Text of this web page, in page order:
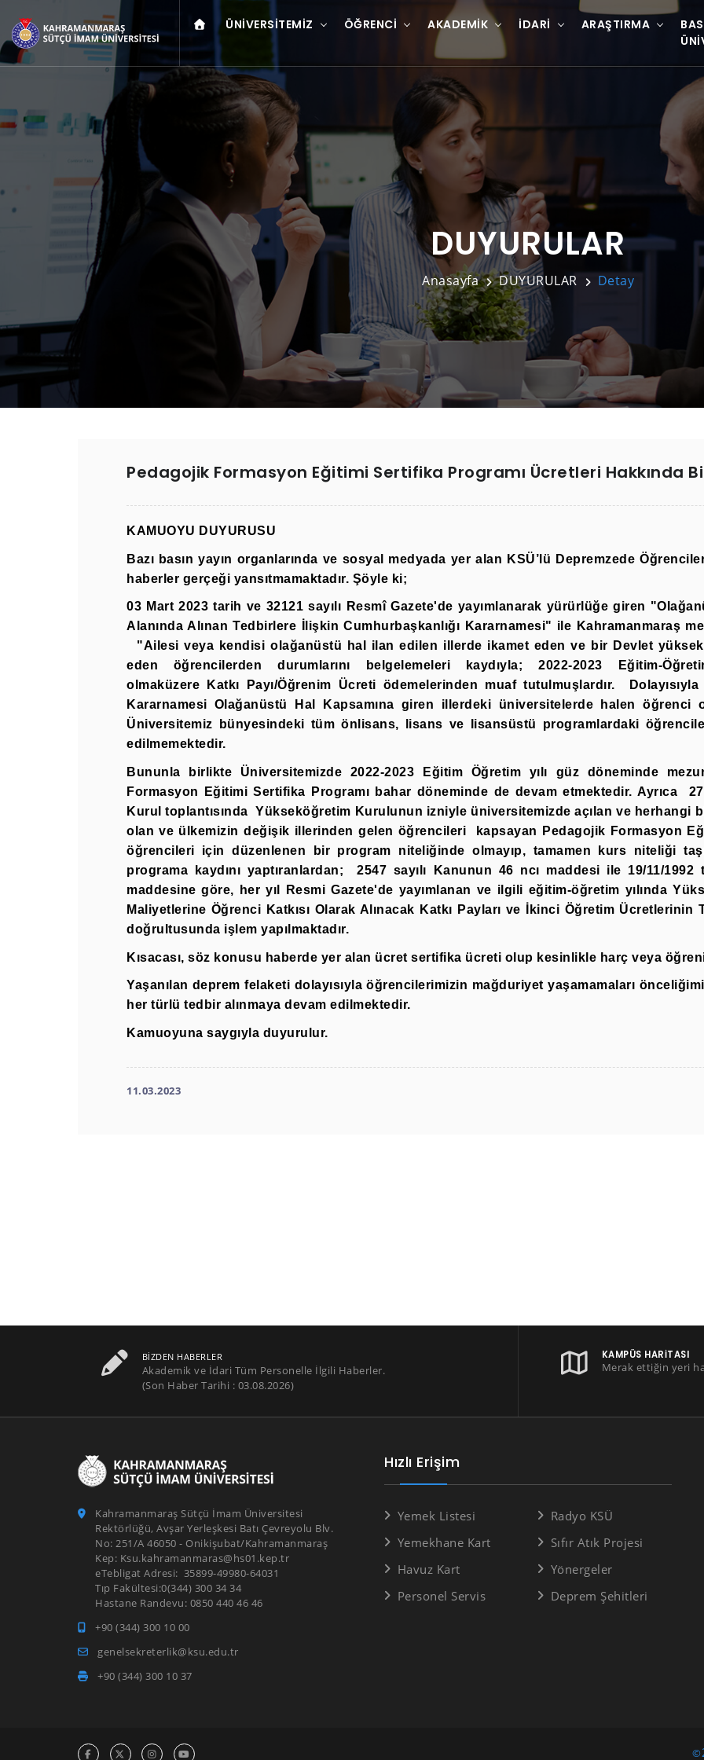
ÜNIVERSITEMIZ ÖĞRENCI AKADEMIK İDARI ARAŞTIRMA
DUYURULAR
Anasayfa DUYURULAR Detay
Pedagojik Formasyon Eğitimi Sertifika Programı Ücretleri Hakkında
KAMUOYU DUYURUSU
Bazı basın yayın organlarında ve sosyal medyada yer alan KSÜ’lü Depremzede
haberler gerçeği yansıtmamaktadır. Şöyle ki;
03 Mart 2023 tarih ve 32121 sayılı Resmî Gazete'de yayımlanarak yürürlüğe giren
Alanında Alınan Tedbirlere İlişkin Cumhurbaşkanlığı Kararnamesi" ile Kahramanmaraş
"Ailesi veya kendisi olağanüstü hal ilan edilen illerde ikamet eden ve bir Devlet
eden öğrencilerden durumlarını belgelemeleri kaydıyla; 2022-2023 Eğitim-
olmaküzere Katkı Payı/Öğrenim Ücreti ödemelerinden muaf tutulmuşlardır. Dolayısıyla
Kararnamesi Olağanüstü Hal Kapsamına giren illerdeki üniversitelerde halen
Üniversitemiz bünyesindeki tüm önlisans, lisans ve lisansüstü programlardaki
edilmemektedir.
Bununla birlikte Üniversitemizde 2022-2023 Eğitim Öğretim yılı güz döneminde
Formasyon Eğitimi Sertifika Programı bahar döneminde de devam etmektedir. Ayrıca
Kurul toplantısında Yükseköğretim Kurulunun izniyle üniversitemizde açılan ve herhangi
olan ve ülkemizin değişik illerinden gelen öğrencileri
kapsayan Pedagojik Formasyon
öğrencileri için düzenlenen bir program niteliğinde olmayıp, tamamen kurs niteliği
programa kaydını yaptıranlardan; 2547 sayılı Kanunun 46 ncı maddesi ile 19/11/
maddesine göre, her yıl Resmi Gazete'de yayımlanan ve ilgili eğitim-öğretim yılında
Maliyetlerine Öğrenci Katkısı Olarak Alınacak Katkı Payları ve İkinci Öğretim
doğrultusunda işlem yapılmaktadır.
Kısacası, söz konusu haberde yer alan ücret sertifika ücreti olup kesinlikle harç veya
Yaşanılan deprem felaketi dolayısıyla öğrencilerimizin mağduriyet yaşamamaları
her türlü tedbir alınmaya devam edilmektedir.
Kamuoyuna saygıyla duyurulur.
11.03.2023
BIZDEN HABERLER
Akademik ve İdari Tüm Personelle İlgili Haberler.
(Son Haber Tarihi : 03.08.2026)
KAMPÜS HARITASI
Merak ettiğin yeri
Kahramanmaraş Sütçü İmam Üniversitesi
Rektörlüğü, Avşar Yerleşkesi Batı Çevreyolu Blv.
No: 251/A 46050 - Onikişubat/Kahramanmaraş
Kep: Ksu.kahramanmaras@hs01.kep.tr
eTebligat Adresi: 35899-49980-64031
Tıp Fakültesi:0(344) 300 34 34
Hastane Randevu: 0850 440 46 46
+90 (344) 300 10 00
genelsekreterlik@ksu.edu.tr
+90 (344) 300 10 37
Hızlı Erişim
Yemek Listesi
Yemekhane Kart
Havuz Kart
Personel Servis
Radyo KSÜ
Sıfır Atık Projesi
Yönergeler
Deprem Şehitleri
©